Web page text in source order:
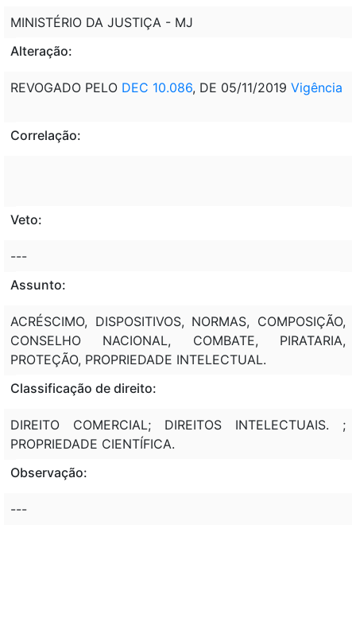
MINISTÉRIO DA JUSTIÇA - MJ
Alteração:
REVOGADO PELO DEC 10.086, DE 05/11/2019 Vigência
Correlação:
Veto:
---
Assunto:
ACRÉSCIMO, DISPOSITIVOS, NORMAS, COMPOSIÇÃO,
CONSELHO NACIONAL, COMBATE, PIRATARIA,
PROTEÇÃO, PROPRIEDADE INTELECTUAL.
Classificação de direito:
DIREITO COMERCIAL; DIREITOS INTELECTUAIS. ;
PROPRIEDADE CIENTÍFICA.
Observação:
---